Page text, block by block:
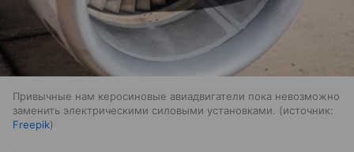
Привычные нам керосиновые авиадвигатели пока невозможно
заменить электрическими силовыми установками.
источник:
Freepik